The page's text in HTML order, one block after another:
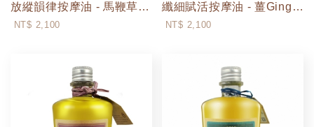
放縱韻律按摩油 - 馬鞭草Verbana (250ml / 500ml)
NT$ 2,100
More 纖細賦活按摩油 - 薑Ginger (250ml / 500ml)
NT$ 2,100
More